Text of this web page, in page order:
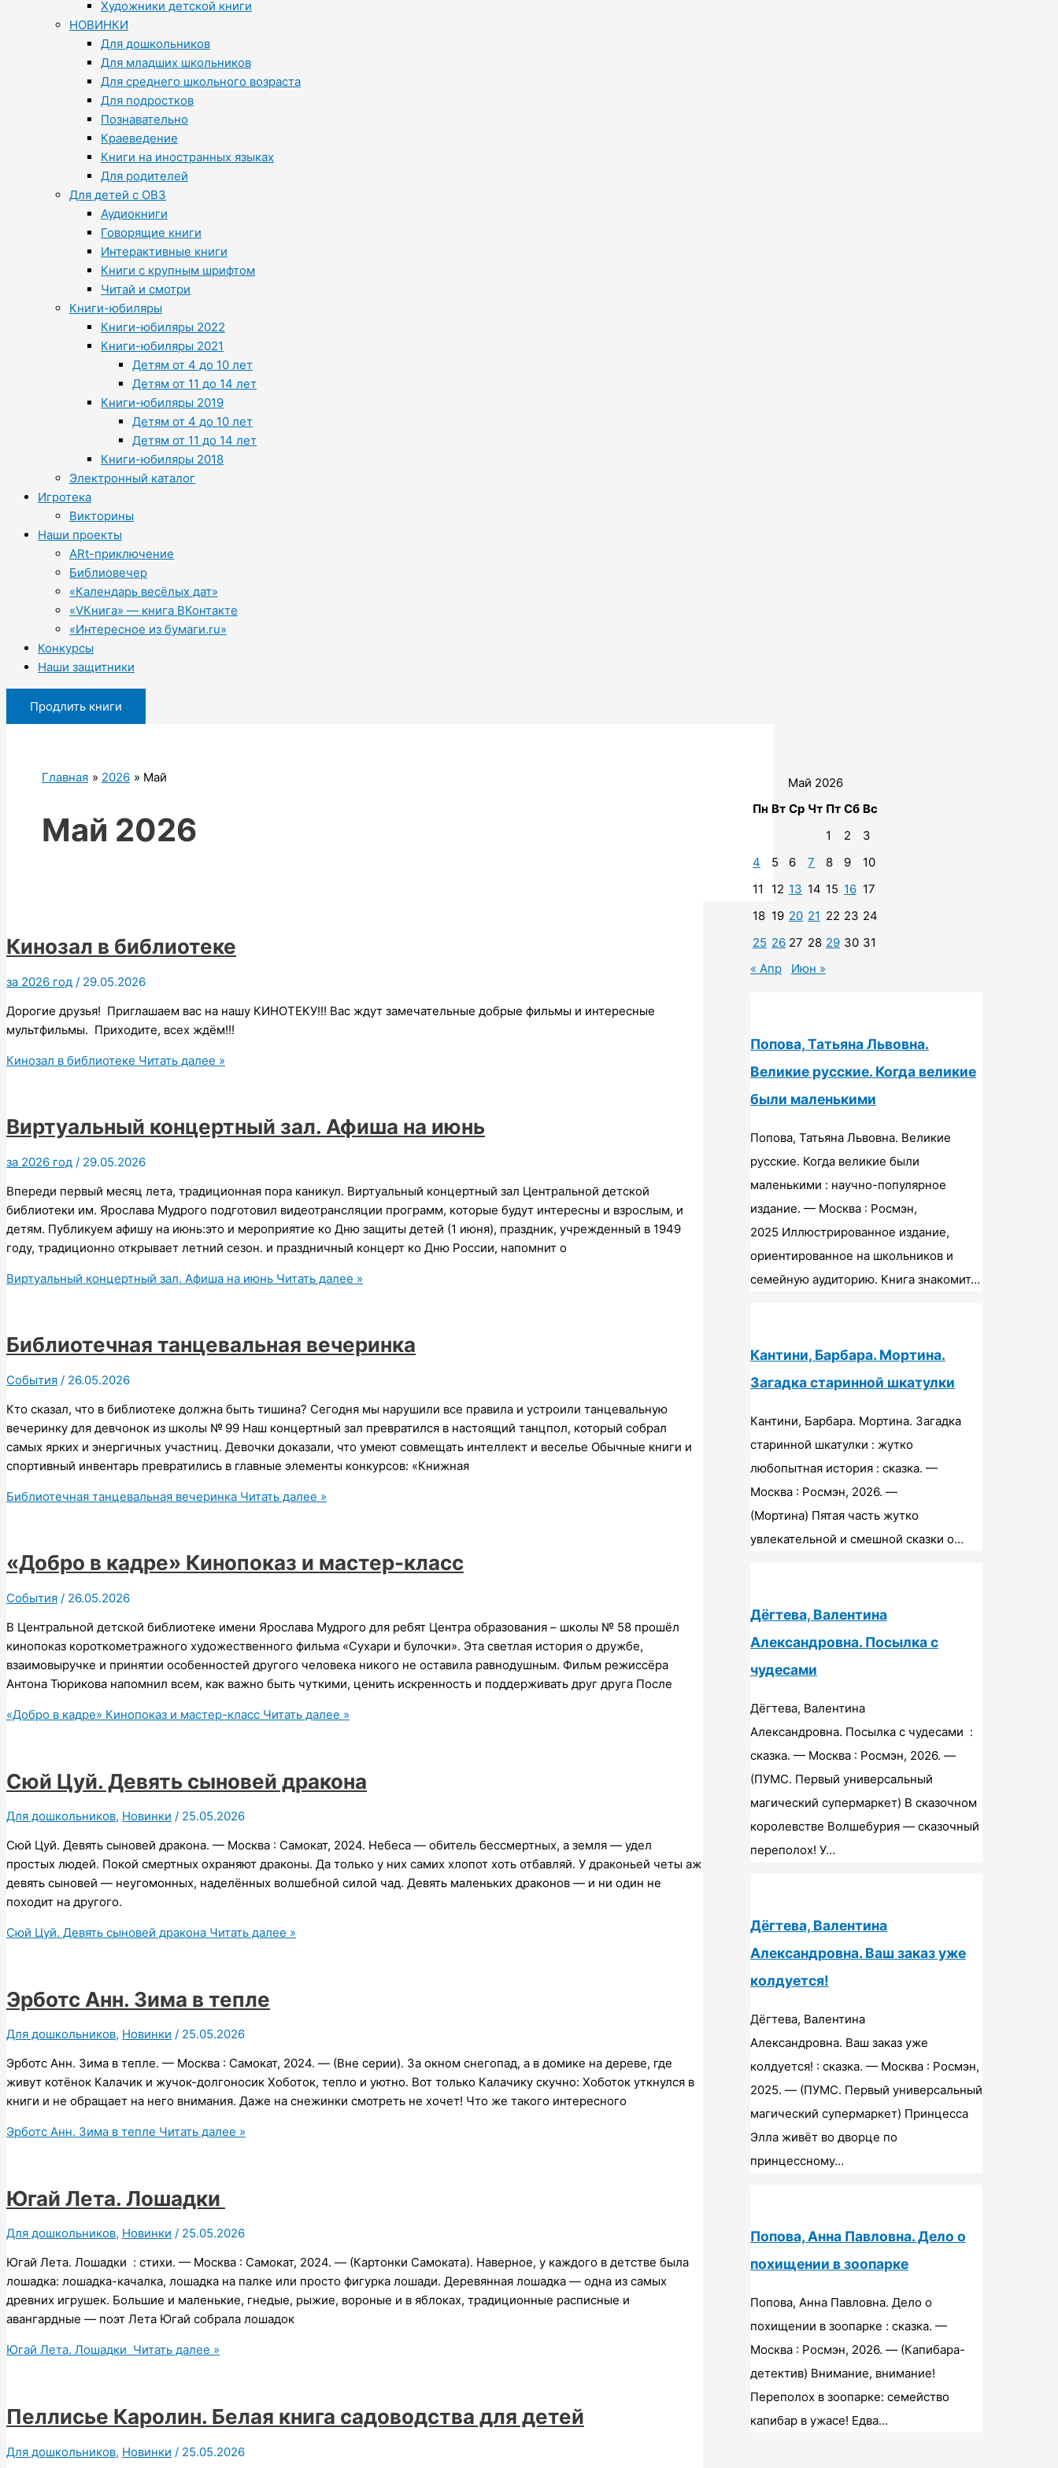
Художники детской книги
НОВИНКИ
Для дошкольников
Для младших школьников
Для среднего школьного возраста
Для подростков
Познавательно
Краеведение
Книги на иностранных языках
Для родителей
Для детей с ОВЗ
Аудиокниги
Говорящие книги
Интерактивные книги
Книги с крупным шрифтом
Читай и смотри
Книги-юбиляры
Книги-юбиляры 2022
Книги-юбиляры 2021
Детям от 4 до 10 лет
Детям от 11 до 14 лет
Книги-юбиляры 2019
Детям от 4 до 10 лет
Детям от 11 до 14 лет
Книги-юбиляры 2018
Электронный каталог
Игротека
Викторины
Наши проекты
ARt-приключение
Библиовечер
«Календарь весёлых дат»
«VКнига» — книга ВКонтакте
«Интересное из бумаги.ru»
Конкурсы
Наши защитники
Продлить книги
Главная 2026 Май
Май 2026
Кинозал в библиотеке
за 2026 год / 29.05.2026
Дорогие друзья! Приглашаем вас на нашу КИНОТЕКУ!!! Вас ждут замечательные добрые фильмы и интересные
мультфильмы. Приходите, всех ждём!!!
Кинозал в библиотеке Читать далее »
Виртуальный концертный зал. Афиша на июнь
за 2026 год / 29.05.2026
Впереди первый месяц лета, традиционная пора каникул. Виртуальный концертный зал Центральной детской
библиотеки им. Ярослава Мудрого подготовил видеотрансляции программ, которые будут интересны и взрослым, и
детям. Публикуем афишу на июнь:это и мероприятие ко Дню защиты детей (1 июня), праздник, учрежденный в 1949
году, традиционно открывает летний сезон. и праздничный концерт ко Дню России, напомнит о
Виртуальный концертный зал. Афиша на июнь Читать далее »
Библиотечная танцевальная вечеринка
События / 26.05.2026
Кто сказал, что в библиотеке должна быть тишина? Сегодня мы нарушили все правила и устроили танцевальную
вечеринку для девчонок из школы № 99 Наш концертный зал превратился в настоящий танцпол, который собрал
самых ярких и энергичных участниц. Девочки доказали, что умеют совмещать интеллект и веселье Обычные книги и
спортивный инвентарь превратились в главные элементы конкурсов: «Книжная
Библиотечная танцевальная вечеринка Читать далее »
«Добро в кадре» Кинопоказ и мастер-класс
События / 26.05.2026
В Центральной детской библиотеке имени Ярослава Мудрого для ребят Центра образования – школы № 58 прошёл
кинопоказ короткометражного художественного фильма «Сухари и булочки». Эта светлая история о дружбе,
взаимовыручке и принятии особенностей другого человека никого не оставила равнодушным. Фильм режиссёра
Антона Тюрикова напомнил всем, как важно быть чуткими, ценить искренность и поддерживать друг друга После
«Добро в кадре» Кинопоказ и мастер-класс Читать далее »
Сюй Цуй. Девять сыновей дракона
Для дошкольников, Новинки / 25.05.2026
Сюй Цуй. Девять сыновей дракона. — Москва : Самокат, 2024. Небеса — обитель бессмертных, а земля — удел
простых людей. Покой смертных охраняют драконы. Да только у них самих хлопот хоть отбавляй. У драконьей четы аж
девять сыновей — неугомонных, наделённых волшебной силой чад. Девять маленьких драконов — и ни один не
походит на другого.
Сюй Цуй. Девять сыновей дракона Читать далее »
Эрботс Анн. Зима в тепле
Для дошкольников, Новинки / 25.05.2026
Эрботс Анн. Зима в тепле. — Москва : Самокат, 2024. — (Вне серии). За окном снегопад, а в домике на дереве, где
живут котёнок Калачик и жучок-долгоносик Хоботок, тепло и уютно. Вот только Калачику скучно: Хоботок уткнулся в
книги и не обращает на него внимания. Даже на снежинки смотреть не хочет! Что же такого интересного
Эрботс Анн. Зима в тепле Читать далее »
Югай Лета. Лошадки
Для дошкольников, Новинки / 25.05.2026
Югай Лета. Лошадки : стихи. — Москва : Самокат, 2024. — (Картонки Самоката). Наверное, у каждого в детстве была
лошадка: лошадка-качалка, лошадка на палке или просто фигурка лошади. Деревянная лошадка — одна из самых
древних игрушек. Большие и маленькие, гнедые, рыжие, вороные и в яблоках, традиционные расписные и
авангардные — поэт Лета Югай собрала лошадок
Югай Лета. Лошадки Читать далее »
Пеллисье Каролин. Белая книга садоводства для детей
Для дошкольников, Новинки / 25.05.2026
Май 2026
Пн Вт Ср Чт Пт Сб Вс
1
2
3
4
5 6 7 8 9
10
11
12 13 14 15 16 17
18 19 20 21 22 23 24
25 26 27 28 29 30 31
« Апр
Июн »
Попова, Татьяна Львовна.
Великие русские. Когда великие
были маленькими
Попова, Татьяна Львовна. Великие
русские. Когда великие были
маленькими : научно-популярное
издание. — Москва : Росмэн,
2025 Иллюстрированное издание,
ориентированное на школьников и
семейную аудиторию. Книга знакомит…
Кантини, Барбара. Мортина.
Загадка старинной шкатулки
Кантини, Барбара. Мортина. Загадка
старинной шкатулки : жутко
любопытная история : сказка. —
Москва : Росмэн, 2026. —
(Мортина) Пятая часть жутко
увлекательной и смешной сказки о…
Дёгтева, Валентина
Александровна. Посылка с
чудесами
Дёгтева, Валентина
Александровна. Посылка с чудесами :
сказка. — Москва : Росмэн, 2026. —
(ПУМС. Первый универсальный
магический супермаркет) В сказочном
королевстве Волшебурия — сказочный
переполох! У…
Дёгтева, Валентина
Александровна. Ваш заказ уже
колдуется!
Дёгтева, Валентина
Александровна. Ваш заказ уже
колдуется! : сказка. — Москва : Росмэн,
2025. — (ПУМС. Первый универсальный
магический супермаркет) Принцесса
Элла живёт во дворце по
принцессному…
Попова, Анна Павловна. Дело о
похищении в зоопарке
Попова, Анна Павловна. Дело о
похищении в зоопарке : сказка. —
Москва : Росмэн, 2026. — (Капибара-
детектив) Внимание, внимание!
Переполох в зоопарке: семейство
капибар в ужасе! Едва…